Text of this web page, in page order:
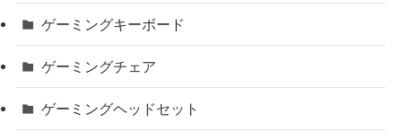
ゲーミングキーボード
ゲーミングチェア
ゲーミングヘッドセット